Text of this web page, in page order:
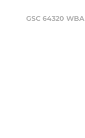
GSC 64320 WBA